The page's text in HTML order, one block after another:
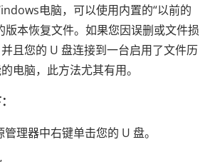
电脑，可以使用内置的“以前的
版本恢复文件。如果您因误删或文件损
且您的 U 盘连接到一台启用了文件历
电脑，此方法尤其有用。
理器中右键单击您的 U 盘。